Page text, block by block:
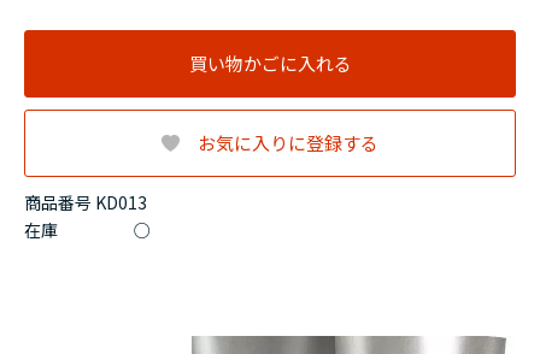
商品番号 KD013
在庫 ○
買い物かごに入れる
お気に入りに登録する